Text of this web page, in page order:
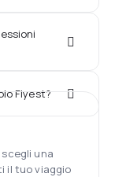
Flyest?
una
il tuo viaggio